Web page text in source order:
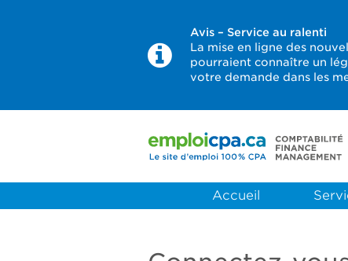
Avis – Service au ralenti
La mise en ligne des
pourraient connaître un
votre demande dans les
Accueil